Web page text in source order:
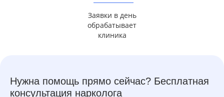
Заявки в день
обрабатывает
клиника
Нужна помощь прямо сейчас? Бесплатная
консультация нарколога